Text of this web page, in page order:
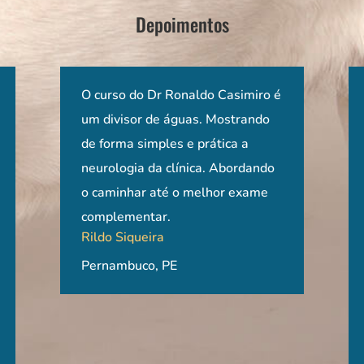
Depoimentos
Um curso de aprendizagem
prático e dinâmico! Como se
estivesse nos EUA e convivendo
no hospital de Ohio, mas o melhor
que com realidade brasileira.
Agradecimento pela troca de
informações e aprendizado.
Claudia Escalhão, MV, MSc, Dr
Rio de Janeiro, RJ
Os dois
foram de
conteúdo
apresentado
didática pelo
muito
muito a
Beatriz
Professora
Veterinária,
com
O curso do Dr Ronaldo Casimiro é
um divisor de águas. Mostrando
de forma simples e prática a
neurologia da clínica. Abordando
o caminhar até o melhor exame
complementar.
Rildo Siqueira
Pernambuco, PE
Já
mas
fiz
onde
tanto
e se
como
na área.
da neuro
além
uma
Curso de alta complexidade,
porém com ótima didática.
Escolha dos conteúdos e
abordagens de muito bem
embasadas com formas de
avaliação e tratamentos
utilizados em centros de
referência, mas também
proporciona alternativas levando-